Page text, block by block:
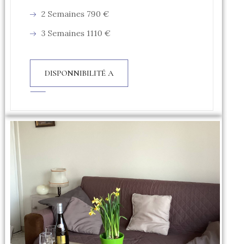
2 Semaines 790 €
3 Semaines 1110 €
DISPONNIBILITÉ A